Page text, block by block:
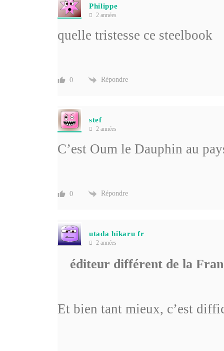
Philippe
2 années
quelle tristesse ce steelbook
0 Répondre
stef
2 années
C’est Oum le Dauphin au
0 Répondre
utada hikaru fr
2 années
éditeur différent de la
Et bien tant mieux, c’est